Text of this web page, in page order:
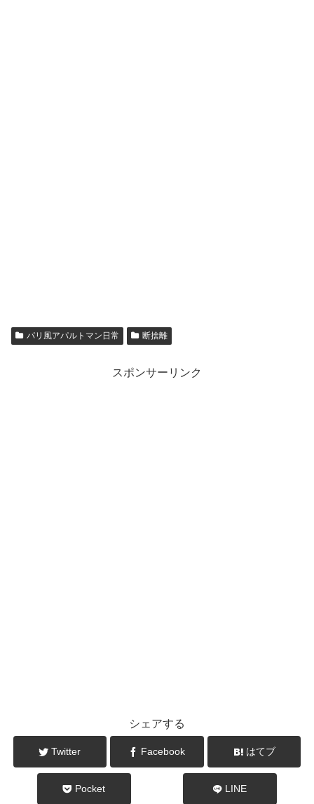
パリ風アパルトマン日常 断捨離
スポンサーリンク
シェアする
Twitter Facebook はてブ
Pocket LINE